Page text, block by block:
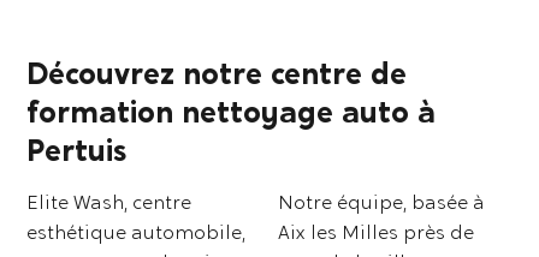
Découvrez notre centre de
formation nettoyage auto à
Pertuis
Elite Wash, centre
esthétique automobile,
Notre équipe, basée à
Aix les Milles près de